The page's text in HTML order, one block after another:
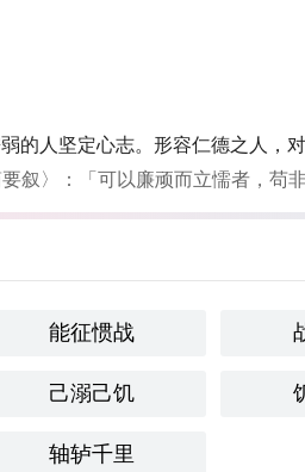
的人坚定心志。形容仁德之人，
叙〉：「可以廉顽而立懦者，苟
能征惯战
己溺己饥
轴轳千里